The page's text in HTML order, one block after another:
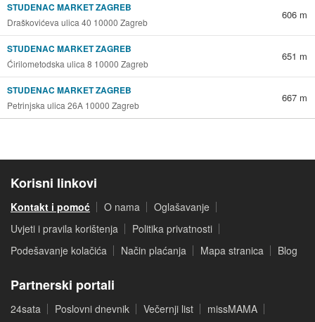
STUDENAC MARKET ZAGREB
Draškovićeva ulica 40 10000 Zagreb
606 m
STUDENAC MARKET ZAGREB
Ćirilometodska ulica 8 10000 Zagreb
651 m
STUDENAC MARKET ZAGREB
Petrinjska ulica 26A 10000 Zagreb
667 m
Korisni linkovi
Kontakt i pomoć O nama
Oglašavanje
Uvjeti i pravila korištenja
Politika privatnosti
Podešavanje kolačića
Način plaćanja Mapa stranica Blog
Partnerski portali
24sata Poslovni dnevnik Večernji list missMAMA